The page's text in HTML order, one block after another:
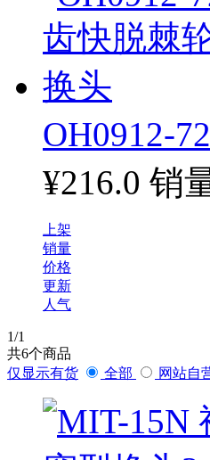
OH0912-
¥216.0 销
上架
销量
价格
更新
人气
1/1
共6个商品
仅显示有货
全部 网站自